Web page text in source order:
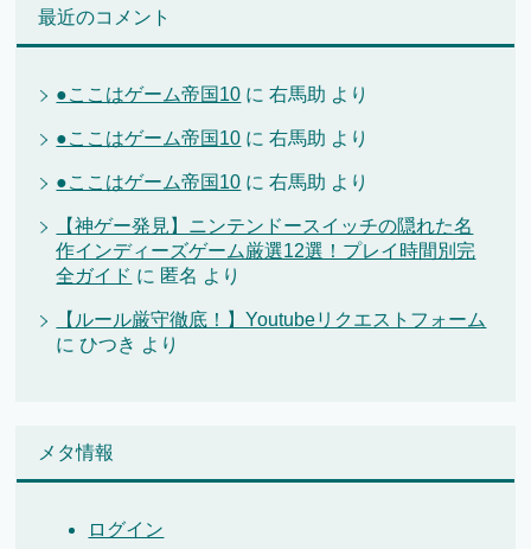
最近のコメント
●ここはゲーム帝国10 に右馬助 より
●ここはゲーム帝国10 に右馬助 より
●ここはゲーム帝国10 に右馬助 より
【神ゲー発見】ニンテンドースイッチの隠れた名
作インディーズゲーム厳選12選！プレイ時間別完
全ガイド に 匿名 より
【ルール厳守徹底！】Youtubeリクエストフォーム
にひつき より
メタ情報
ログイン